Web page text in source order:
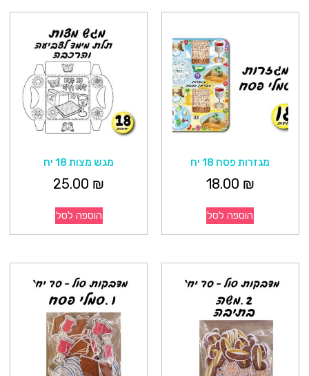
מגזרות פסח 18 יח
18.00 ₪
הוספה לסל
מגש מצות 18 יח
25.00 ₪
הוספה לסל